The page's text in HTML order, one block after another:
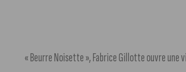
« Beurre Noisette », Fabrice Gillotte ouvre une